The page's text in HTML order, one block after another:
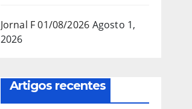
Jornal F 01/08/2026 Agosto 1,
2026
Artigos recentes